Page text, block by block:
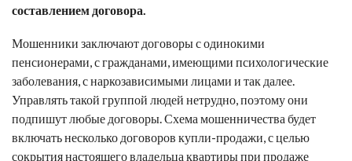
составлением договора.
Мошенники заключают договоры с одинокими
пенсионерами, с гражданами, имеющими психологические
заболевания, с наркозависимыми лицами и так далее.
Управлять такой группой людей нетрудно, поэтому они
подпишут любые договоры. Схема мошенничества будет
включать несколько договоров купли-продажи, с целью
сокрытия настоящего владельца квартиры при продаже